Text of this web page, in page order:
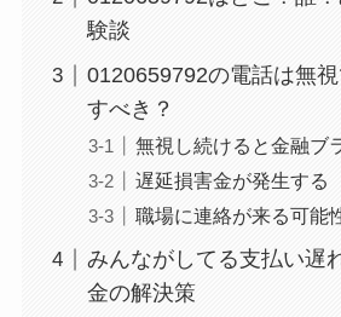
験談
0120659792の電話は無
すべき？
無視し続けると金融ブ
遅延損害金が発生する
職場に連絡が来る可能
みんながしてる支払い遅
金の解決策